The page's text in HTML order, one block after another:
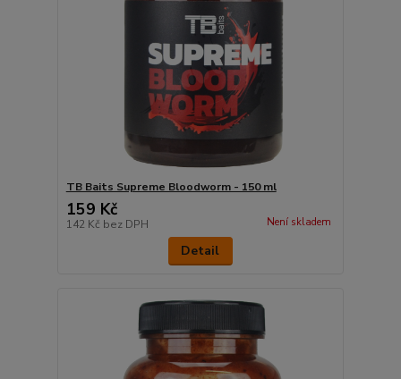
TB Baits Supreme Bloodworm - 150 ml
159 Kč
142 Kč bez DPH Není skladem
Detail